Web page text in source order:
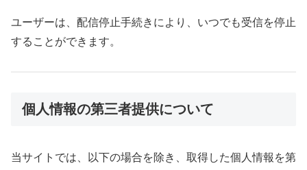
ユーザーは、配信停止手続きにより、いつでも受信を停止
することができます。
個人情報の第三者提供について
当サイトでは、以下の場合を除き、取得した個人情報を第